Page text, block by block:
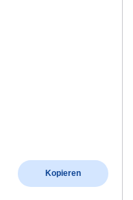
Kopieren